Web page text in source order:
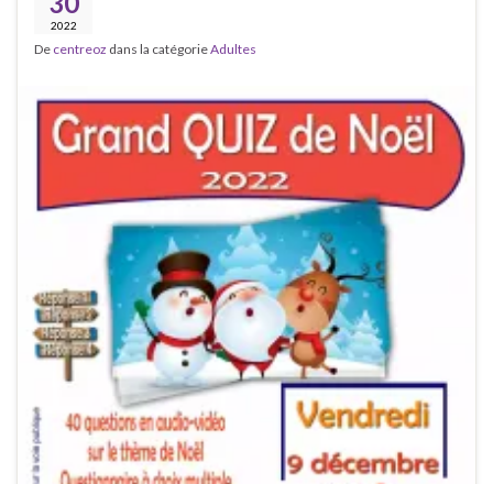
2022
De centreoz dans la catégorieAdultes